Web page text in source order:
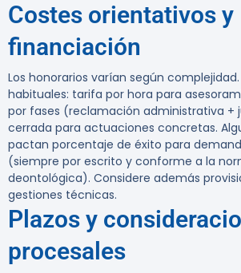
Costes orientativos y
financiación
Los honorarios varían según
habituales: tarifa por hora para
por fases (reclamación administrativa +
cerrada para actuaciones concretas.
pactan porcentaje de éxito para
(siempre por escrito y conforme a la
deontológica). Considere además
gestiones técnicas.
Plazos y
procesales